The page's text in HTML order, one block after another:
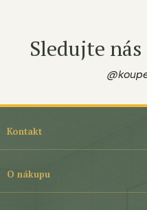
Sledujte
i
Kontakt
O nákupu